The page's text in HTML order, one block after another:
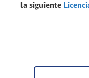
la siguiente